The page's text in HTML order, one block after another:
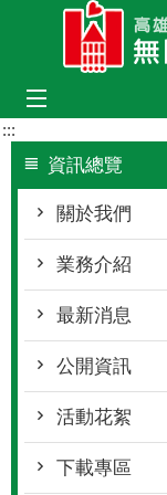
跳到主要內容區塊
:::
資訊總覽
關於我們
業務介紹
最新消息
公開資訊
活動花絮
下載專區